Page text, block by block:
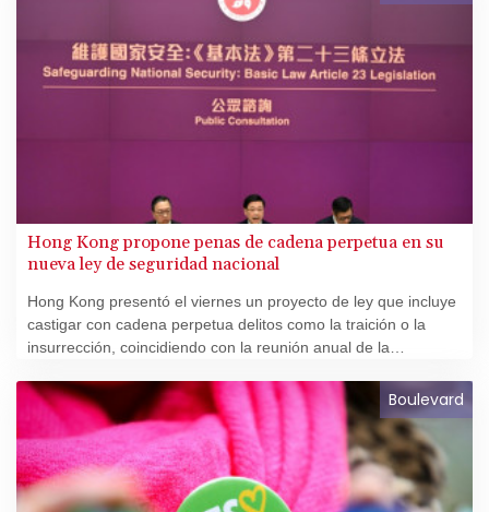
Hong Kong propone penas de cadena perpetua en su
nueva ley de seguridad nacional
Hong Kong presentó el viernes un proyecto de ley que incluye
castigar con cadena perpetua delitos como la traición o la
insurrección, coincidiendo con la reunión anual de la
leyes sobre seguridad nacional.
Boulevard